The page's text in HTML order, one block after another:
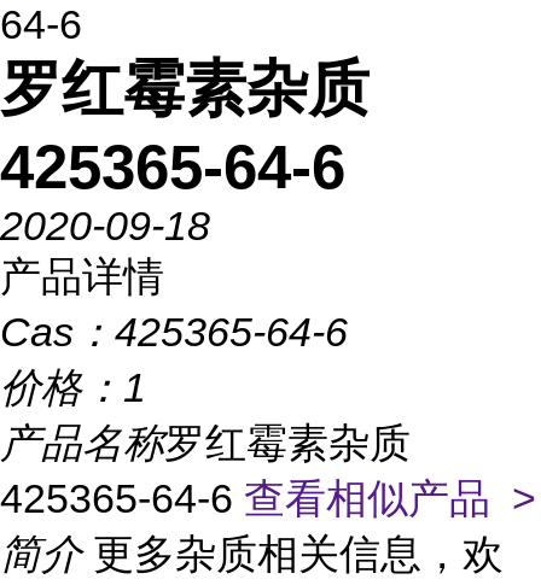
64-6
罗红霉素杂质
425365-64-6
2020-09-18
产品详情
Cas： 425365-64-6
价格： 1
产品名称罗红霉素杂质
425365-64-6 查看相似产品 >
简介 更多杂质相关信息，欢